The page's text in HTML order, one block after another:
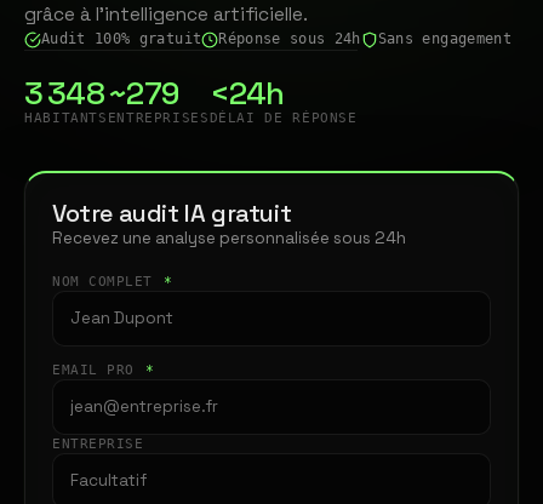
grâce à l'intelligence artificielle.
Audit 100% gratuit Réponse sous 24h Sans engagement
3 348
HABITANTS
~279
ENTREPRISES
<24h
DÉLAI DE RÉPONSE
Votre audit IA gratuit
Recevez une analyse personnalisée sous 24h
NOM COMPLET *
EMAIL PRO *
ENTREPRISE